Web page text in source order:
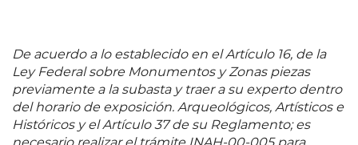
De acuerdo a lo establecido en el Artículo 16, de la
Ley Federal sobre Monumentos y Zonas piezas
previamente a la subasta y traer a su experto dentro
del horario de exposición. Arqueológicos, Artísticos e
Históricos y el Artículo 37 de su Reglamento; es